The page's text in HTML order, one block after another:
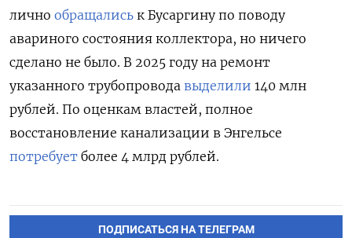
лично обращались к Бусаргину по поводу
авариного состояния коллектора, но ничего
сделано не было. В 2025 году на ремонт
указанного трубопровода выделили 140 млн
рублей. По оценкам властей, полное
восстановление канализации в Энгельсе
потребует более 4 млрд рублей.
ПОДПИСАТЬСЯ НА ТЕЛЕГРАМ